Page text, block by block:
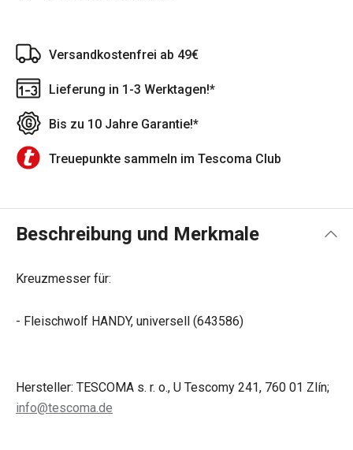
Versandkostenfrei ab 49€
Lieferung in 1-3 Werktagen!*
Bis zu 10 Jahre Garantie!*
Treuepunkte sammeln im Tescoma Club
Beschreibung und Merkmale
Kreuzmesser für:
- Fleischwolf HANDY, universell (643586)
Hersteller: TESCOMA s. r. o., U Tescomy 241, 760 01 Zlín;
info@tescoma.de